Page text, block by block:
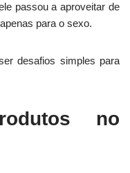
passou a aproveitar de
para o sexo.
desafios simples para
no